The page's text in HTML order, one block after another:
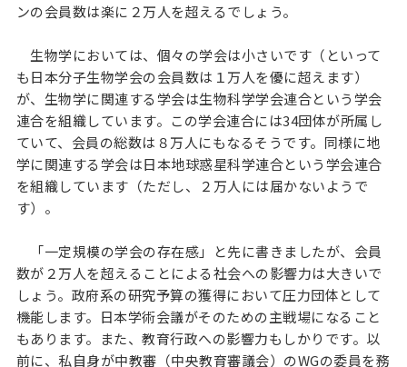
ンの会員数は楽に２万人を超えるでしょう。
生物学においては、個々の学会は小さいです（といって
も日本分子生物学会の会員数は１万人を優に超えます）
が、生物学に関連する学会は生物科学学会連合という学会
連合を組織しています。この学会連合には34団体が所属し
ていて、会員の総数は８万人にもなるそうです。同様に地
学に関連する学会は日本地球惑星科学連合という学会連合
を組織しています（ただし、２万人には届かないようで
す）。
「一定規模の学会の存在感」と先に書きましたが、会員
数が２万人を超えることによる社会への影響力は大きいで
しょう。政府系の研究予算の獲得において圧力団体として
機能します。日本学術会議がそのための主戦場になること
もあります。また、教育行政への影響力もしかりです。以
前に、私自身が中教審（中央教育審議会）のWGの委員を務